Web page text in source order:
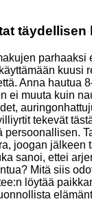
täydellisen
parhaaksi
kuusi
Anna hautua
ei muuta kuin
tekevät
persoonallisen.
joogan jälkeen
sanoi, ettei
Mitä siis
löytää